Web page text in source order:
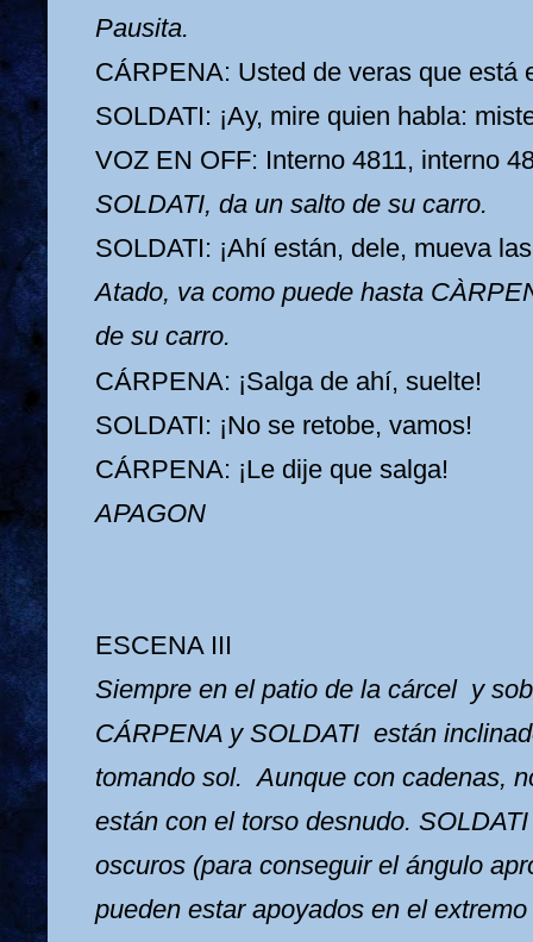
Pausita.
CÁRPENA: Usted de veras que está
SOLDATI: ¡Ay, mire quien habla:
VOZ EN OFF: Interno 4811, interno
SOLDATI, da un salto de su carro.
SOLDATI: ¡Ahí están, dele, mueva
Atado, va como puede hasta
de su carro.
CÁRPENA: ¡Salga de ahí, suelte!
SOLDATI: ¡No se retobe, vamos!
CÁRPENA: ¡Le dije que salga!
APAGON
ESCENA III
Siempre en el patio de la cárcel y
CÁRPENA y SOLDATI están
tomando sol. Aunque con cadenas,
están con el torso desnudo.
oscuros (para conseguir el ángulo
pueden estar apoyados en el